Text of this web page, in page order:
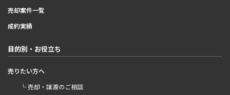
売却案件一覧
成約実績
目的別・お役立ち
売りたい方へ
└ 売却・譲渡のご相談